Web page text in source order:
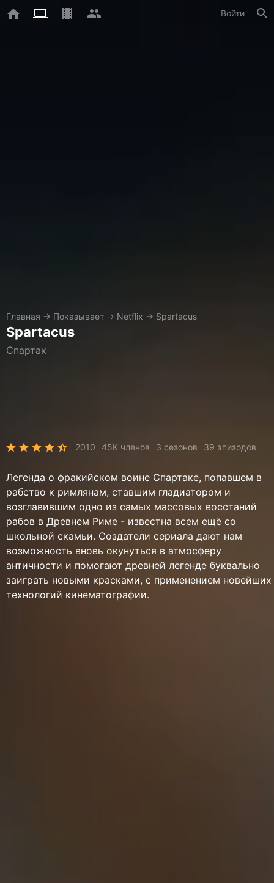
Войти
Главная → Показывает → Netflix → Spartacus
Spartacus
Спартак
2010 45K членов 3 сезонов 39 эпизодов
Легенда о фракийском воине Спартаке, попавшем в
рабство к римлянам, ставшим гладиатором и
возглавившим одно из самых массовых восстаний
рабов в Древнем Риме - известна всем ещё со
школьной скамьи. Создатели сериала дают нам
возможность вновь окунуться в атмосферу
античности и помогают древней легенде буквально
заиграть новыми красками, с применением новейших
технологий кинематографии.